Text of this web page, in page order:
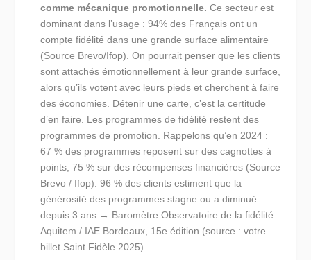
comme mécanique promotionnelle. Ce secteur est
dominant dans l’usage : 94% des Français ont un
compte fidélité dans une grande surface alimentaire
(Source Brevo/Ifop). On pourrait penser que les clients
sont attachés émotionnellement à leur grande surface,
alors qu’ils votent avec leurs pieds et cherchent à faire
des économies. Détenir une carte, c’est la certitude
d’en faire. Les programmes de fidélité restent des
programmes de promotion. Rappelons qu’en 2024 :
67 % des programmes reposent sur des cagnottes à
points, 75 % sur des récompenses financières (Source
Brevo / Ifop). 96 % des clients estiment que la
générosité des programmes stagne ou a diminué
depuis 3 ans → Baromètre Observatoire de la fidélité
Aquitem / IAE Bordeaux, 15e édition (source : votre
billet Saint Fidèle 2025)